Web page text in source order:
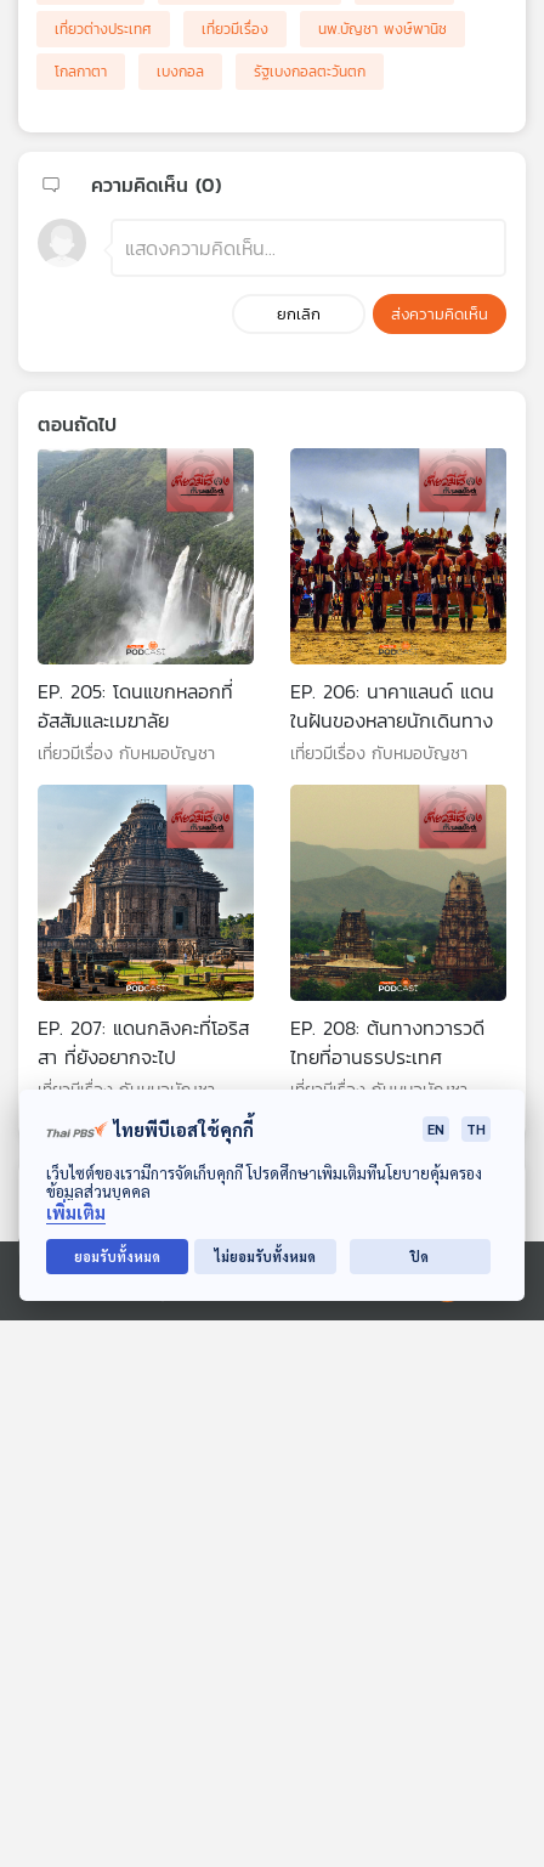
ดาวน์โหลด Thai PBS Podcast Application
Ⓒ 2020 องค์การกระจายเสียงและแพร่ภาพสาธารณะแห่งประเทศไทย
เที่ยวต่างประเทศ
เที่ยวมีเรื่อง
นพ.บัญชา พงษ์พานิช
โกลกาตา
เบงกอล รัฐเบงกอลตะวันตก
ความคิดเห็น (0)
ยกเลิก ส่งความคิดเห็น
ตอนถัดไป
EP. 205: โดนแขกหลอกที่
อัสสัมและเมฆาลัย
เที่ยวมีเรื่อง กับหมอบัญชา
EP. 206: นาคาแลนด์ แดน
ในฝันของหลายนักเดินทาง
เที่ยวมีเรื่อง กับหมอบัญชา
EP. 207: แดนกลิงคะที่โอริส
สา ที่ยังอยากจะไป
เที่ยวมีเรื่อง กับหมอบัญชา
EP. 208: ต้นทางทวารวดี
ไทยที่อานธรประเทศ
เที่ยวมีเรื่อง กับหมอบัญชา
ตอนที่เกี่ยวข้อง
ไทยพีบีเอสใช้คุกกี้ EN TH
เว็บไซต์ของเรามีการจัดเก็บคุกกี้ โปรดศึกษาเพิ่มเติมที่นโยบายคุ้มครอง
ข้อมูลส่วนบุคคล
เพิ่มเติม
ยอมรับทั้งหมด ไม่ยอมรับทั้งหมด ปิด